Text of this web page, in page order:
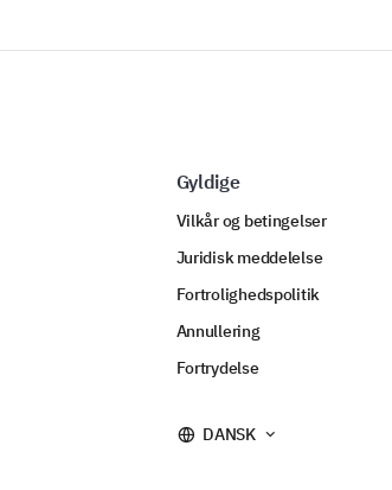
Gyldige
Vilkår og betingelser
Juridisk meddelelse
Fortrolighedspolitik
Annullering
Fortrydelse
DANSK